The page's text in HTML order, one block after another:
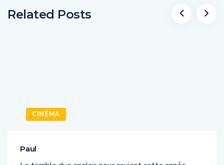
Related Posts
CINÉMA
Paul